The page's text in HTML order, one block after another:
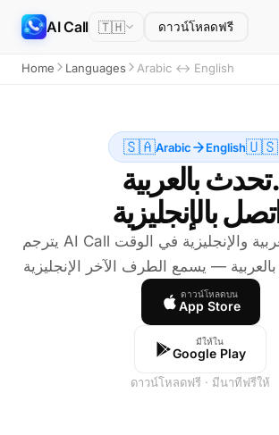
AI Call 🇹🇭 ดาวน์โหลดฟรี
Home Languages Arabic ↔ English
🇸🇦Arabic English🇺🇸
تحدث بالعربية.
يترجم AI Call مكالماتك بين العربية والإنجليزية في الوقت
ดาวน์โหลดบน
App Store
มีให้ใน
Google Play
ดาวน์โหลดฟรี · มีนาทีฟรีให้